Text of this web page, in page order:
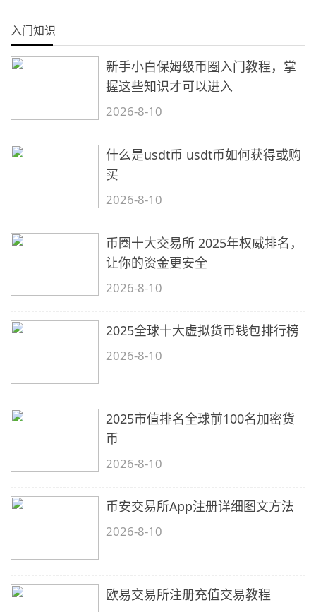
入门知识
新手小白保姆级币圈入门教程，掌
握这些知识才可以进入
2026-8-10
什么是usdt币 usdt币如何获得或购
买
2026-8-10
币圈十大交易所 2025年权威排名，
让你的资金更安全
2026-8-10
2025全球十大虚拟货币钱包排行榜
2026-8-10
2025市值排名全球前100名加密货
币
2026-8-10
币安交易所App注册详细图文方法
2026-8-10
欧易交易所注册充值交易教程